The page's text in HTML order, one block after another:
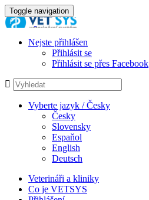
Toggle navigation
Nejste přihlášen
Přihlásit se
Přihlásit se přes Facebook
Vyberte jazyk / Česky
Česky
Slovensky
Espaňol
English
Deutsch
Veterináři a kliniky
Co je VETSYS